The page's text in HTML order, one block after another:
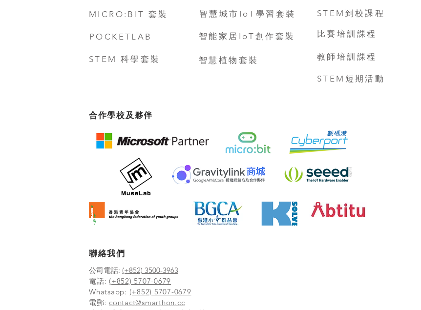
MICRO:BIT 套裝
POCKETLAB
STEM 科學套裝
智慧城市IoT學習套裝
智能家居IoT創作套裝
智慧植物套裝
STEM到校課程
比賽培訓課程
教師培訓課程
STEM短期活動
合作學校及夥伴
聯絡我們
公司電話: (+852) 3500-3963
電話: (+852) 5707-0679
Whatsapp: (+852) 5707-0679
​電郵: contact@smarthon.cc